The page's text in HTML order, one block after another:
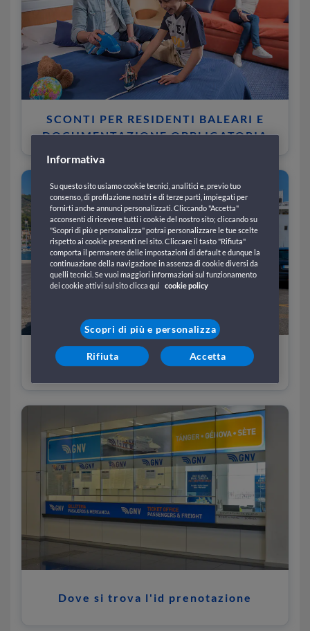
SCONTI PER RESIDENTI BALEARI E
DOCUMENTAZIONE OBBLIGATORIA
Bagagli
Dove si trova l'id prenotazione
Informativa
Su questo sito usiamo cookie tecnici, analitici e, previo tuo
consenso, di profilazione nostri e di terze parti, impiegati per
fornirti anche annunci personalizzati. Cliccando "Accetta"
acconsenti di ricevere tutti i cookie del nostro sito; cliccando su
"Scopri di più e personalizza" potrai personalizzare le tue scelte
rispetto ai cookie presenti nel sito. Cliccare il tasto "Rifiuta"
comporta il permanere delle impostazioni di default e dunque la
continuazione della navigazione in assenza di cookie diversi da
quelli tecnici. Se vuoi maggiori informazioni sul funzionamento
dei cookie attivi sul sito clicca qui
cookie policy
Scopri di più e personalizza
Rifiuta Accetta